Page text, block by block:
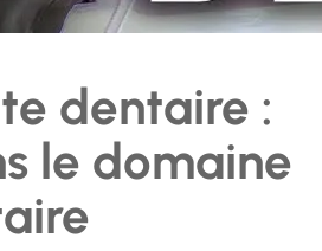
dentaire :
le domaine